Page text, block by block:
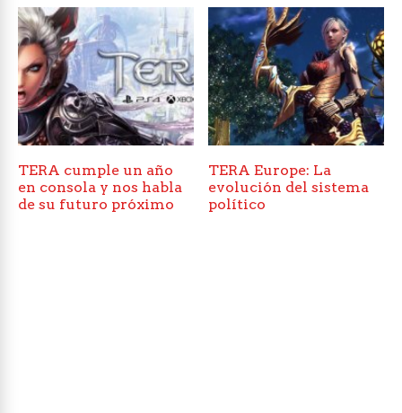
TERA cumple un año
en consola y nos habla
de su futuro próximo
TERA Europe: La
evolución del sistema
político